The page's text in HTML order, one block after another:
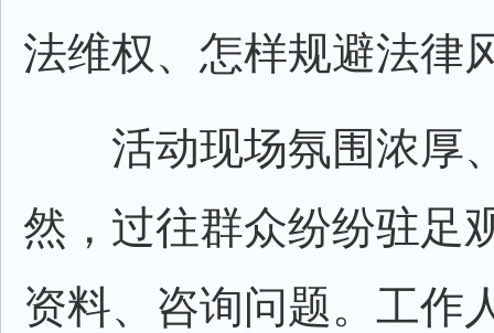
法维权、怎样规避法律
活动现场氛围浓厚
然，过往群众纷纷驻足
资料、咨询问题。工作